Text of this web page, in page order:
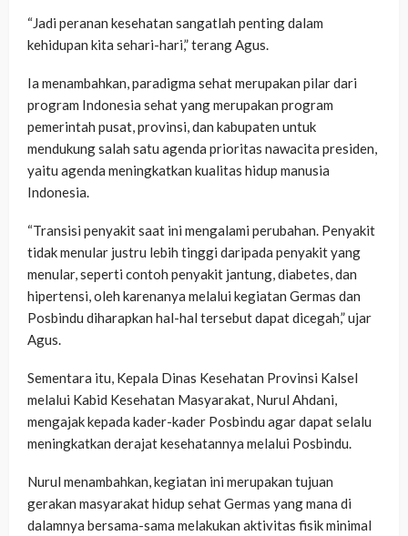
“Jadi peranan kesehatan sangatlah penting dalam
kehidupan kita sehari-hari,” terang Agus.
Ia menambahkan, paradigma sehat merupakan pilar dari
program Indonesia sehat yang merupakan program
pemerintah pusat, provinsi, dan kabupaten untuk
mendukung salah satu agenda prioritas nawacita presiden,
yaitu agenda meningkatkan kualitas hidup manusia
Indonesia.
“Transisi penyakit saat ini mengalami perubahan. Penyakit
tidak menular justru lebih tinggi daripada penyakit yang
menular, seperti contoh penyakit jantung, diabetes, dan
hipertensi, oleh karenanya melalui kegiatan Germas dan
Posbindu diharapkan hal-hal tersebut dapat dicegah,” ujar
Agus.
Sementara itu, Kepala Dinas Kesehatan Provinsi Kalsel
melalui Kabid Kesehatan Masyarakat, Nurul Ahdani,
mengajak kepada kader-kader Posbindu agar dapat selalu
meningkatkan derajat kesehatannya melalui Posbindu.
Nurul menambahkan, kegiatan ini merupakan tujuan
gerakan masyarakat hidup sehat Germas yang mana di
dalamnya bersama-sama melakukan aktivitas fisik minimal